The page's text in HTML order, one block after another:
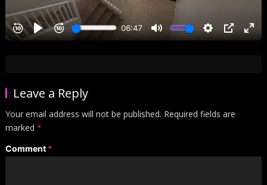
Leave a Reply
Your email address will not be published. Required fields are
marked *
Comment *